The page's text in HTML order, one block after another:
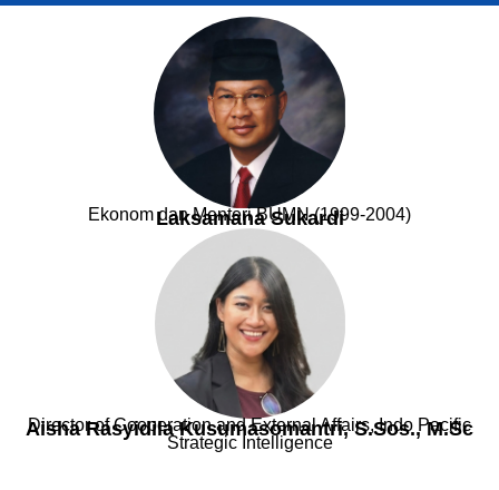
Laksamana Sukardi
Ekonom dan Menteri BUMN (1999-2004)
Aisha Rasyidila Kusumasomantri, S.Sos., M.Sc
Director of Cooperation and External Affairs, Indo Pacific
Strategic Intelligence